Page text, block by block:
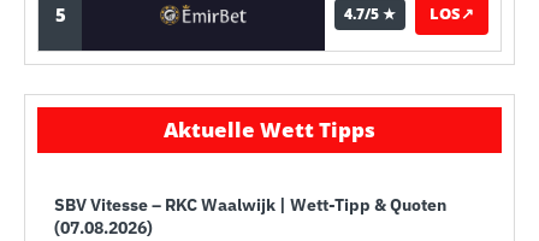
5 4.7/5 ★ LOS↗
Aktuelle Wett Tipps
SBV Vitesse – RKC Waalwijk | Wett-Tipp & Quoten
(07.08.2026)